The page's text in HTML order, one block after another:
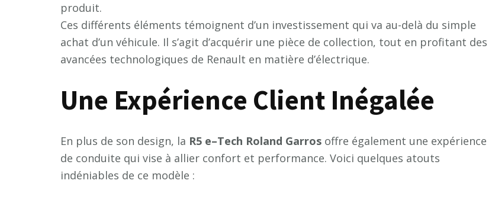
produit.
Ces différents éléments témoignent d’un investissement qui va au-delà du simple
achat d’un véhicule. Il s’agit d’acquérir une pièce de collection, tout en profitant des
avancées technologiques de Renault en matière d’électrique.
Une Expérience Client Inégalée
En plus de son design, la R5 e–Tech Roland Garros offre également une expérience
de conduite qui vise à allier confort et performance. Voici quelques atouts
indéniables de ce modèle :